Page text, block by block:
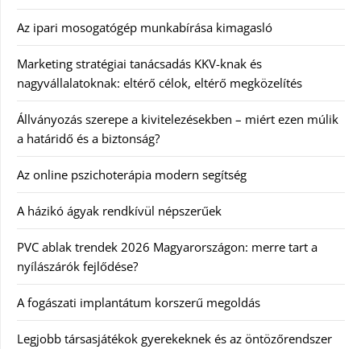
Az ipari mosogatógép munkabírása kimagasló
Marketing stratégiai tanácsadás KKV-knak és
nagyvállalatoknak: eltérő célok, eltérő megközelítés
Állványozás szerepe a kivitelezésekben – miért ezen múlik
a határidő és a biztonság?
Az online pszichoterápia modern segítség
A házikó ágyak rendkívül népszerűek
PVC ablak trendek 2026 Magyarországon: merre tart a
nyílászárók fejlődése?
A fogászati implantátum korszerű megoldás
Legjobb társasjátékok gyerekeknek és az öntözőrendszer